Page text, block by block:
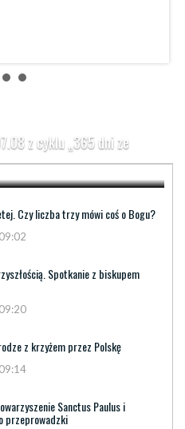
z cyklu „365 dni ze
Czy liczba trzy mówi coś o Bogu?
Spotkanie z biskupem
z krzyżem przez Polskę
Sanctus Paulus i
przeprowadzki